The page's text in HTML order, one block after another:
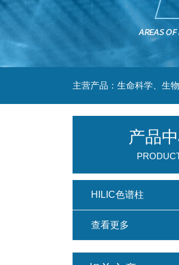
主营产品：生命科学、生
产品
HILIC色谱柱
查看更多